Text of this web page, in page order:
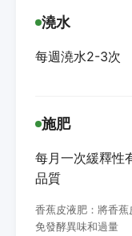
澆水
每週澆水2-3次
施肥
每月一次緩釋性
品質
香蕉皮液肥：將香
免發酵異味和過量